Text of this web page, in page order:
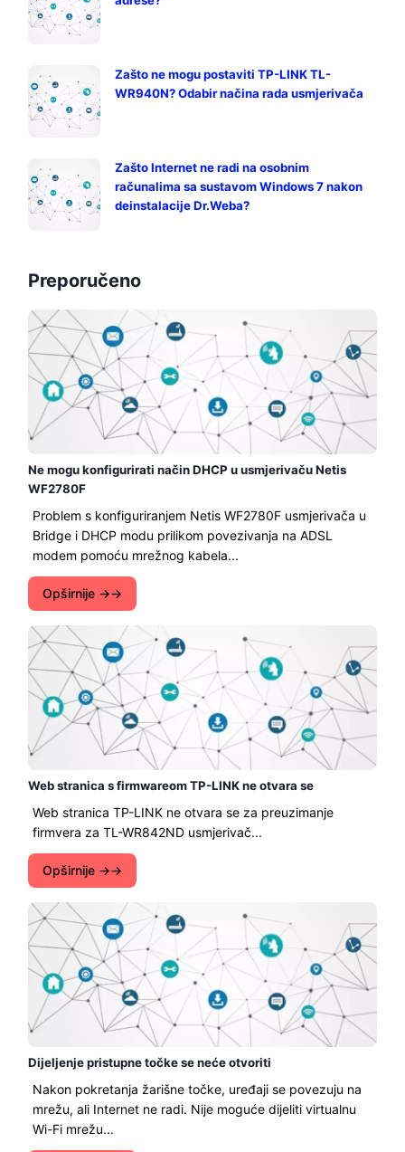
Zašto ne mogu postaviti TP-LINK TL-
WR940N? Odabir načina rada usmjerivača
Zašto Internet ne radi na osobnim
računalima sa sustavom Windows 7 nakon
deinstalacije Dr.Weba?
Preporučeno
Ne mogu konfigurirati način DHCP u usmjerivaču Netis
WF2780F
Problem s konfiguriranjem Netis WF2780F usmjerivača u
Bridge i DHCP modu prilikom povezivanja na ADSL
modem pomoću mrežnog kabela...
Opširnije →
Web stranica s firmwareom TP-LINK ne otvara se
Web stranica TP-LINK ne otvara se za preuzimanje
firmvera za TL-WR842ND usmjerivač...
Opširnije →
Dijeljenje pristupne točke se neće otvoriti
Nakon pokretanja žarišne točke, uređaji se povezuju na
mrežu, ali Internet ne radi. Nije moguće dijeliti virtualnu
Wi-Fi mrežu...